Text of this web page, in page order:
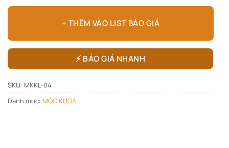
+ THÊM VÀO LIST BÁO GIÁ
⚡ BÁO GIÁ NHANH
SKU: MKKL-04
Danh mục: MÓC KHÓA